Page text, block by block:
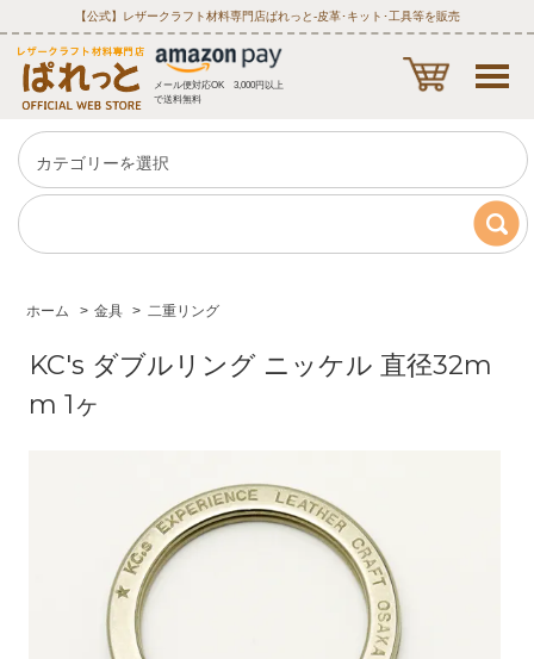
【公式】レザークラフト材料専門店ぱれっと‐皮革･キット･工具等を販売
メール便対応OK 3,000円以上
で送料無料
ホーム > 金具 > 二重リング
KC's ダブルリング ニッケル 直径32m
m 1ヶ